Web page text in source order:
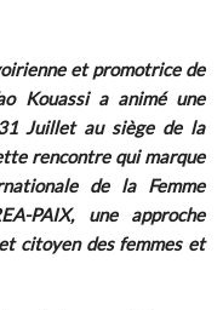
et promotrice de
Kouassi a animé une
Juillet au siège de la
rencontre qui marque
de la Femme
PAIX, une approche
citoyen des femmes et